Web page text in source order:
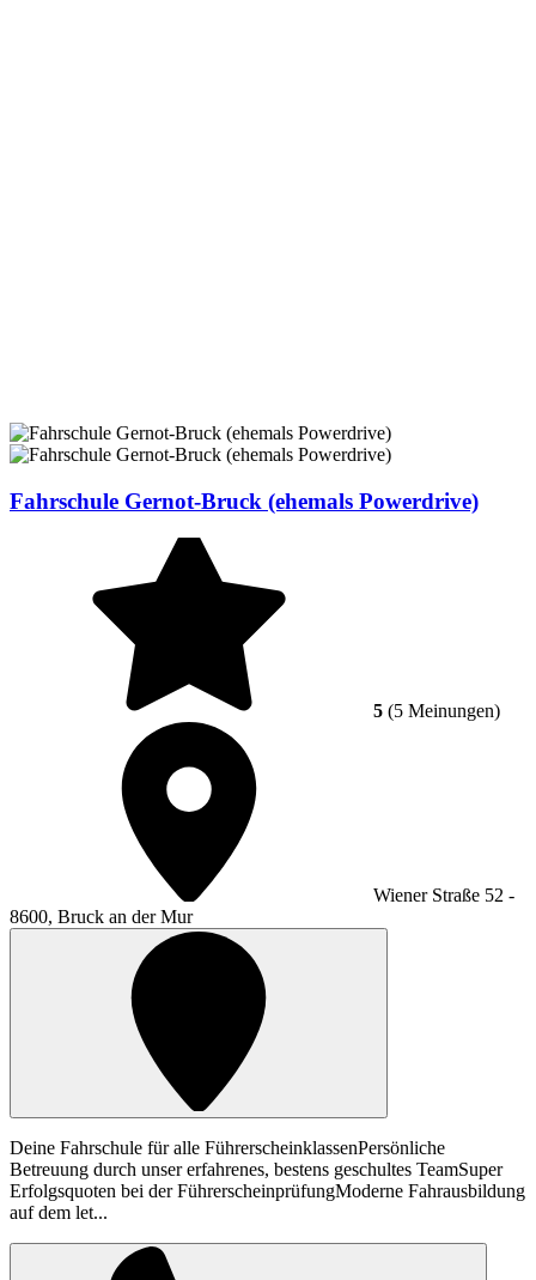
Fahrschule Gernot-Bruck (ehemals Powerdrive)
5 (5 Meinungen)
Wiener Straße 52 -
8600, Bruck an der Mur
Deine Fahrschule für alle FührerscheinklassenPersönliche
Betreuung durch unser erfahrenes, bestens geschultes TeamSuper
Erfolgsquoten bei der FührerscheinprüfungModerne Fahrausbildung
auf dem let...